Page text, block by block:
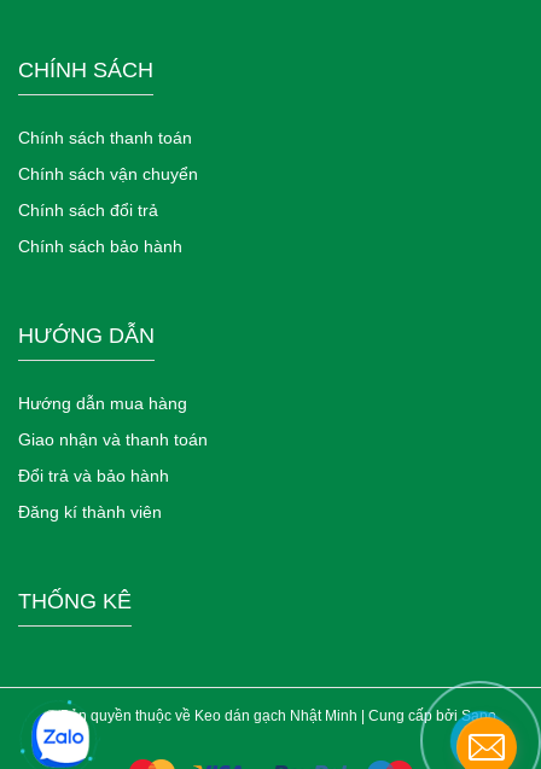
CHÍNH SÁCH
Chính sách thanh toán
Chính sách vận chuyển
Chính sách đổi trả
Chính sách bảo hành
HƯỚNG DẪN
Hướng dẫn mua hàng
Giao nhận và thanh toán
Đổi trả và bảo hành
Đăng kí thành viên
THỐNG KÊ
© Bản quyền thuộc về Keo dán gạch Nhật Minh | Cung cấp bởiSapo